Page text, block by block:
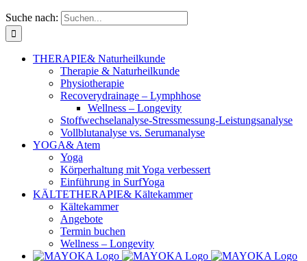
Suche nach:
THERAPIE& Naturheilkunde
Therapie & Naturheilkunde
Physiotherapie
Recoverydrainage – Lymphhose
Wellness – Longevity
Stoffwechselanalyse-Stressmessung-Leistungsanalyse
Vollblutanalyse vs. Serumanalyse
YOGA& Atem
Yoga
Körperhaltung mit Yoga verbessert
Einführung in SurfYoga
KÄLTETHERAPIE& Kältekammer
Kältekammer
Angebote
Termin buchen
Wellness – Longevity